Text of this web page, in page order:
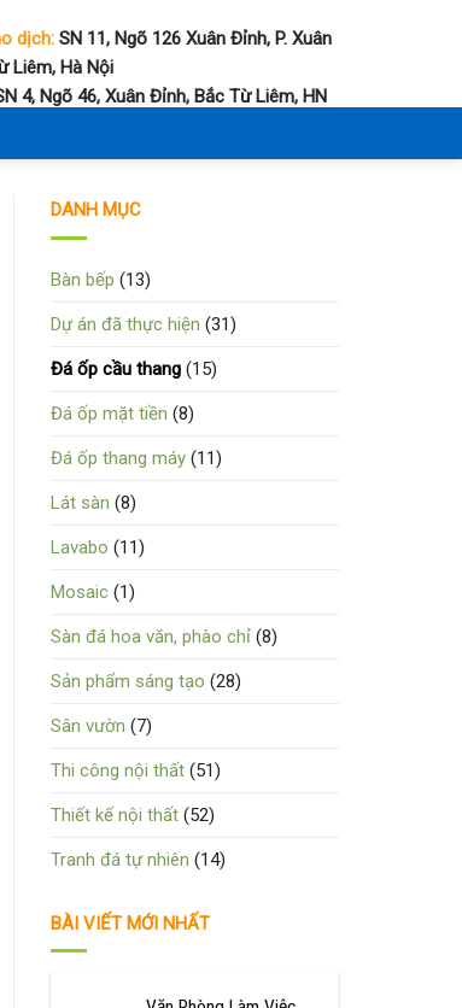
dịch:SN 11, Ngõ 126 Xuân Đỉnh, P. Xuân
Liêm, Hà Nội
4, Ngõ 46, Xuân Đỉnh, Bắc Từ Liêm, HN
DANH MỤC
Bàn bếp (13)
Dự án đã thực hiện (31)
Đá ốp cầu thang (15)
Đá ốp mặt tiền (8)
Đá ốp thang máy (11)
Lát sàn (8)
Lavabo (11)
Mosaic (1)
Sàn đá hoa văn, phào chỉ (8)
Sản phẩm sáng tạo (28)
Sân vườn (7)
Thi công nội thất (51)
Thiết kế nội thất (52)
Tranh đá tự nhiên (14)
BÀI VIẾT MỚI NHẤT